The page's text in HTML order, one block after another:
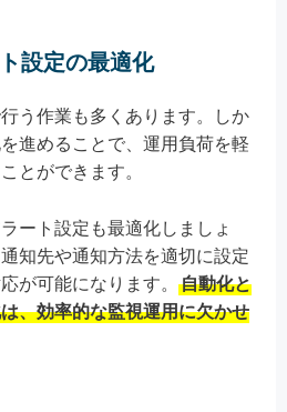
設定の最適化
う作業も多くあります。しか
進めることで、運用負荷を軽
とができます。
ート設定も最適化しましょ
知先や通知方法を適切に設定
が可能になります。
自動化と
、効率的な監視運用に欠かせ